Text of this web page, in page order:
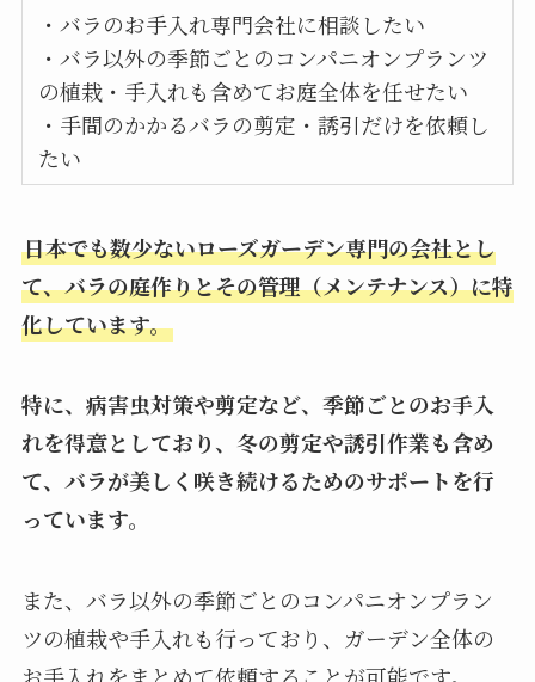
・バラのお手入れ専門会社に相談したい
・バラ以外の季節ごとのコンパニオンプランツ
の植栽・手入れも含めてお庭全体を任せたい
・手間のかかるバラの剪定・誘引だけを依頼し
たい
日本でも数少ないローズガーデン専門の会社とし
て、バラの庭作りとその管理（メンテナンス）に特
化しています。
特に、病害虫対策や剪定など、季節ごとのお手入
れを得意としており、冬の剪定や誘引作業も含め
て、バラが美しく咲き続けるためのサポートを行
っています。
また、バラ以外の季節ごとのコンパニオンプラン
ツの植栽や手入れも行っており、ガーデン全体の